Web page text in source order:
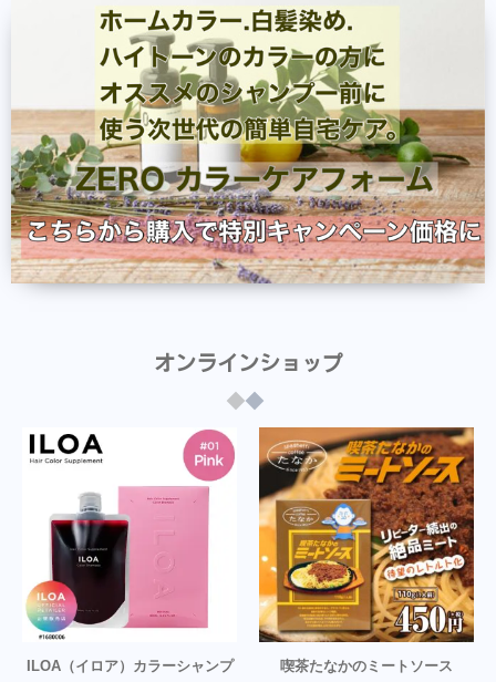
オンラインショップ
ILOA（イロア）カラーシャンプ
喫茶たなかのミートソース